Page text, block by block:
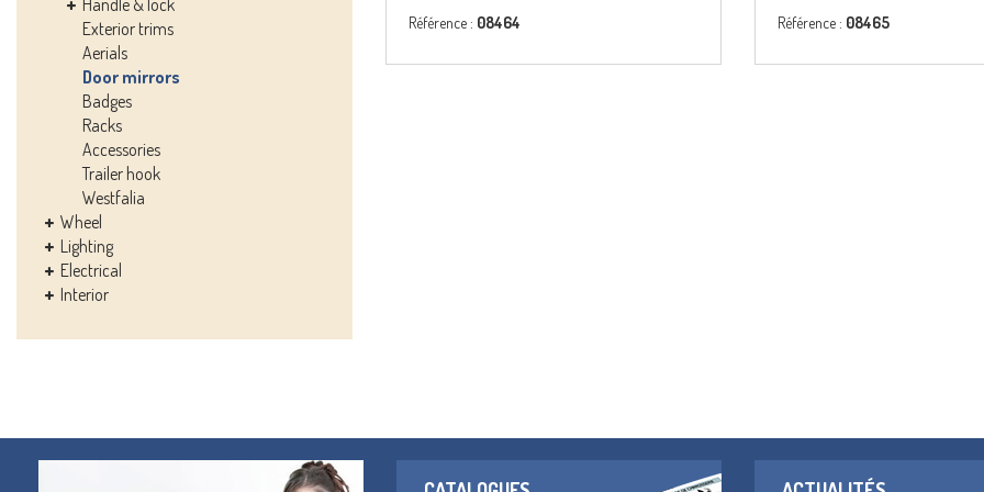
Handle & lock
Exterior trims
Aerials
Door mirrors
Badges
Racks
Accessories
Trailer hook
Westfalia
Wheel
Lighting
Electrical
Interior
Référence : 08464 Référence : 08465